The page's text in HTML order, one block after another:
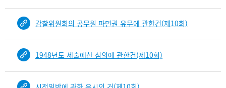
감찰위원회의 공무원 파면권 유무에 관한건(제10회)
1948년도 세출예산 심의에 관한건(제10회)